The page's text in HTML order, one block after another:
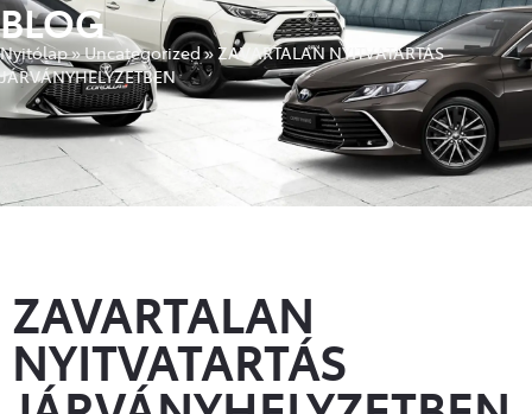
BLOG
Nyitólap»Uncategorized»ZAVARTALAN NYITVATARTÁS
JÁRVÁNYHELYZETBEN
ZAVARTALAN
NYITVATARTÁS